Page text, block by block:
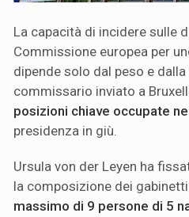
La capacità di incidere sulle
Commissione europea per
dipende solo dal peso e
commissario inviato a
posizioni chiave occupate
presidenza in giù.
Ursula von der Leyen ha
la composizione dei
massimo di 9 persone di 5